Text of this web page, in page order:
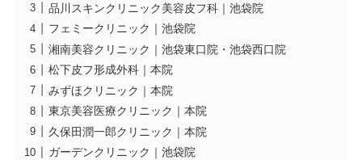
品川スキンクリニック美容皮フ科｜池袋院
フェミークリニック｜池袋院
湘南美容クリニック｜池袋東口院・池袋西口院
松下皮フ形成外科｜本院
みずほクリニック｜本院
東京美容医療クリニック｜本院
久保田潤一郎クリニック｜本院
ガーデンクリニック｜池袋院